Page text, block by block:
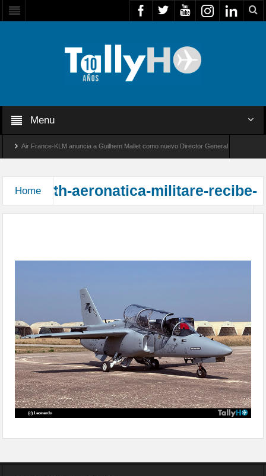
Menu
Air France-KLM anuncia a Guilhem Mallet como nuevo Director General para América
Home th-aeronatica-militare-recibe-